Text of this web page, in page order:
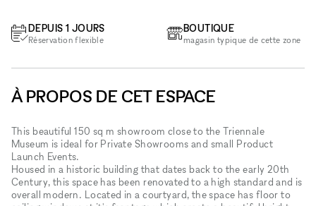
DEPUIS 1 JOURS
Réservation flexible
BOUTIQUE
magasin typique de cette zone
À PROPOS DE CET ESPACE
This beautiful 150 sq m showroom close to the Triennale
Museum is ideal for Private Showrooms and small Product
Launch Events.
Housed in a historic building that dates back to the early 20th
Century, this space has been renovated to a high standard and is
overall modern. Located in a courtyard, the space has floor to